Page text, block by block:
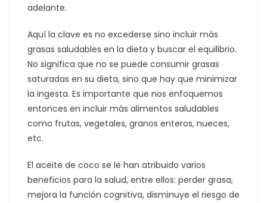
adelante.
Aquí la clave es no excederse sino incluir más
grasas saludables en la dieta y buscar el equilibrio.
No significa que no se puede consumir grasas
saturadas en su dieta, sino que hay que minimizar
la ingesta. Es importante que nos enfoquemos
entonces en incluir más alimentos saludables
como frutas, vegetales, granos enteros, nueces,
etc.
El aceite de coco se le han atribuido varios
beneficios para la salud, entre ellos: perder grasa,
mejora la función cognitiva, disminuye el riesgo de